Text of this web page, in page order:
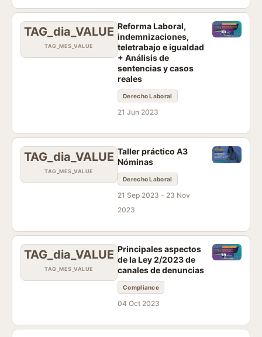
TAG_dia_VALUE
TAG_MES_VALUE
Reforma Laboral,
indemnizaciones,
teletrabajo e igualdad
+ Análisis de
sentencias y casos
reales
Derecho Laboral
21 Jun 2023
TAG_dia_VALUE
TAG_MES_VALUE
Taller práctico A3
Nóminas
Derecho Laboral
21 Sep 2023 – 23 Nov
2023
TAG_dia_VALUE
TAG_MES_VALUE
Principales aspectos
de la Ley 2/2023 de
canales de denuncias
Compliance
04 Oct 2023